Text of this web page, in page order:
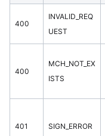
400
INVALID_REQ
UEST
400
MCH_NOT_EX
ISTS
401 SIGN_ERROR